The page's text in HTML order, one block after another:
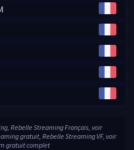
Rebelle Streaming Français, voir
gratuit, Rebelle Streaming VF, voir
gratuit complet